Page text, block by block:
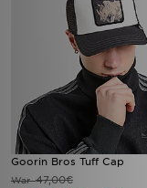
Goorin Bros Tuff Cap
War47,00€